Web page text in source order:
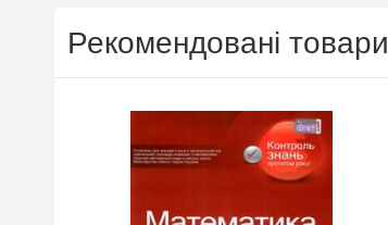
Рекомендовані товари